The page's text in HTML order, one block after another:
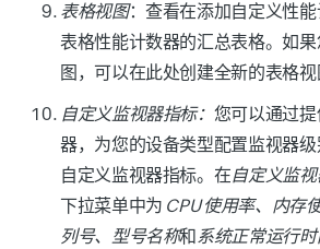
图 4. 选择通用 MIB。
义
全局模板中选择要导
器，然后单击 导入。您现
能计数器已添加到设备模板
要验证性能计数器是否能
数据，请单击其旁边的铅
在编辑自定义性能计数器
SNMP OID 字段旁的测试。
表格视图：查看在添加自定义性
表格性能计数器的汇总表格。如
图，可以在此处创建全新的表格视
自定义监视器指标： 您可以通过
器，为您的设备类型配置监视器
自定义监视器指标。在自定义监
下拉菜单中为 CPU 使用率、内存
列号、型号名称和系统正常运行时